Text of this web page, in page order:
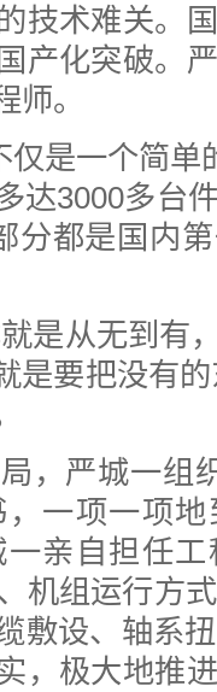
技术难关。
产化突破。
。
是一个简单
达3000多台
分都是国内
从无到有
是要把没有
严城一组
一项一项
亲自担任
机组运行方
敷设、轴系
，极大地推